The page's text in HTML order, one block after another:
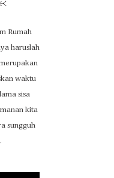
Rumah
haruslah
waktu
sisa
kita
sungguh